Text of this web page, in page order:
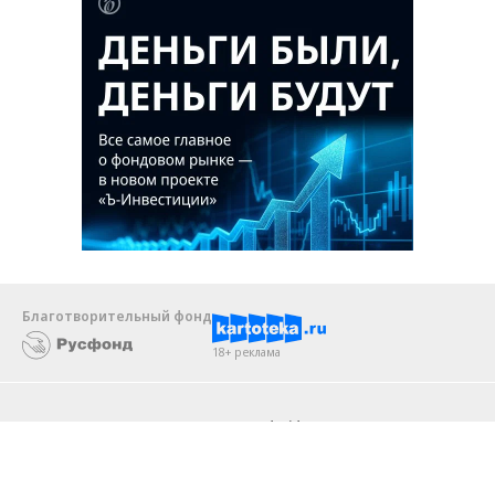
Благотворительный фонд
18+ реклама
Android